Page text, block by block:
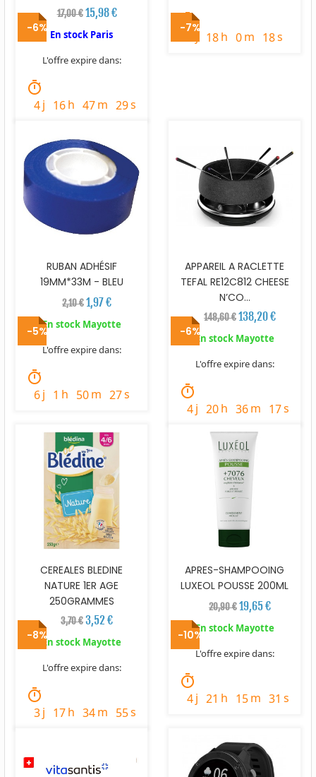
17,00 € 15,98 €
En stock Paris
L'offre expire dans:
timer
4j 16h 47m 28s
timer
2 18h 0m 17s
-6%
RUBAN ADHÉSIF
19MM*33M - BLEU
2,10 €1,97 €
En stock Mayotte
L'offre expire dans:
timer
6j 1 h 50m 26s
-7%
APPAREIL A RACLETTE
TEFAL RE12C812 CHEESE
N’CO...
148,60 €138,20 €
En stock Mayotte
L'offre expire dans:
timer
4j 20h 36m 16s
-5%
CEREALES BLEDINE
NATURE 1ER AGE
250GRAMMES
3,70 €3,52 €
En stock Mayotte
L'offre expire dans:
timer
3j 17h 34m 54s
-6%
APRES-SHAMPOOING
LUXEOL POUSSE 200ML
20,90 €19,65 €
En stock Mayotte
L'offre expire dans:
timer
4j 21 h 15m 30 s
-8% -10%